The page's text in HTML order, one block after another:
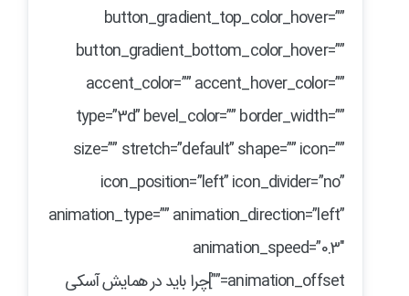
button_gradient_top_color_hover=””
button_gradient_bottom_color_hover=””
accent_color=”” accent_hover_color=””
type=”3d” bevel_color=”” border_width=””
size=”” stretch=”default” shape=”” icon=””
icon_position=”left” icon_divider=”no”
animation_type=”” animation_direction=”left”
animation_speed=”0.3″
animation_offset=””]چرا باید در همایش آسکی